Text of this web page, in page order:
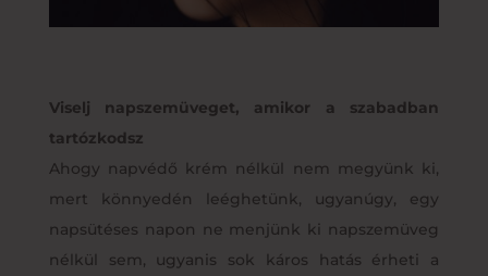
Viselj napszemüveget, amikor a szabadban
tartózkodsz
Ahogy napvédő krém nélkül nem megyünk ki,
mert könnyedén leéghetünk, ugyanúgy, egy
napsütéses napon ne menjünk ki napszemüveg
nélkül sem, ugyanis sok káros hatás érheti a